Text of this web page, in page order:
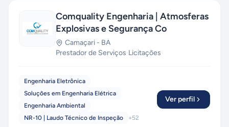
Comquality Engenharia | Atmosferas
Explosivas e Segurança Co
Camaçari - BA
Prestador de Serviços·Licitações
Engenharia Eletrônica
Soluções em Engenharia Elétrica
Engenharia Ambiental
NR-10 | Laudo Técnico de Inspeção
+52
Ver perfil